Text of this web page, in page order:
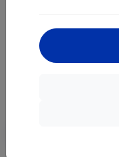
30,65 €
27,59 €